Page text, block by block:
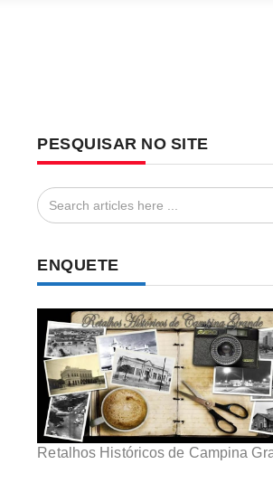
PESQUISAR NO SITE
ENQUETE
Retalhos Históricos de Campina